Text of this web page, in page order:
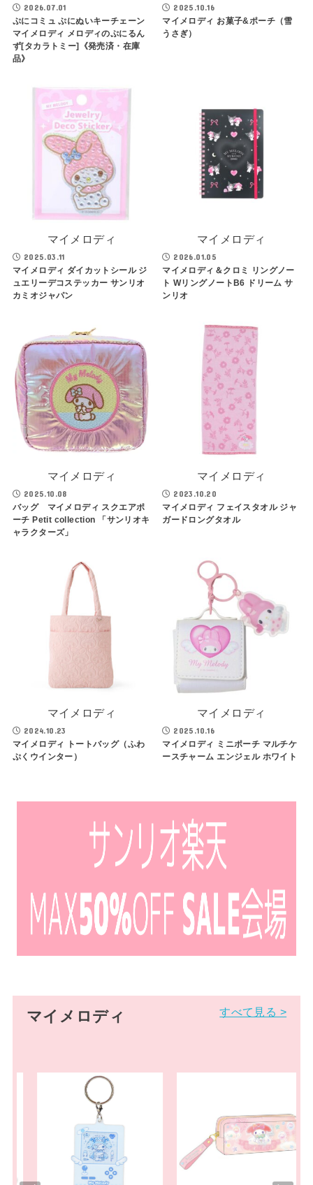
2026.07.01
ぷにコミュ ぷにぬいキーチェーン
マイメロディ メロディのぷにるん
ず[タカラトミー]《発売済・在庫
品》
2025.10.16
マイメロディ お菓子&ポーチ（雪
うさぎ）
マイメロディ
2025.03.11
マイメロディ ダイカットシール ジ
ュエリーデコステッカー サンリオ
カミオジャパン
マイメロディ
2026.01.05
マイメロディ＆クロミ リングノー
ト WリングノートB6 ドリーム サ
ンリオ
マイメロディ
2025.10.08
バッグ マイメロディ スクエアポ
ーチ Petit collection 「サンリオキ
ャラクターズ」
マイメロディ
2023.10.20
マイメロディ フェイスタオル ジャ
ガードロングタオル
マイメロディ
2024.10.23
マイメロディ トートバッグ（ふわ
ぷくウインター）
マイメロディ
2025.10.16
マイメロディ ミニポーチ マルチケ
ースチャーム エンジェル ホワイト
マイメロディ すべて見る >